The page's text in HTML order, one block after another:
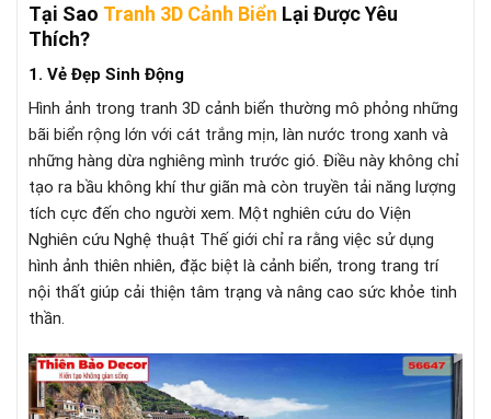
Tại Sao Tranh 3D Cảnh Biển Lại Được Yêu
Thích?
1. Vẻ Đẹp Sinh Động
Hình ảnh trong tranh 3D cảnh biển thường mô phỏng những
bãi biển rộng lớn với cát trắng mịn, làn nước trong xanh và
những hàng dừa nghiêng mình trước gió. Điều này không chỉ
tạo ra bầu không khí thư giãn mà còn truyền tải năng lượng
tích cực đến cho người xem. Một nghiên cứu do Viện
Nghiên cứu Nghệ thuật Thế giới chỉ ra rằng việc sử dụng
hình ảnh thiên nhiên, đặc biệt là cảnh biển, trong trang trí
nội thất giúp cải thiện tâm trạng và nâng cao sức khỏe tinh
thần.